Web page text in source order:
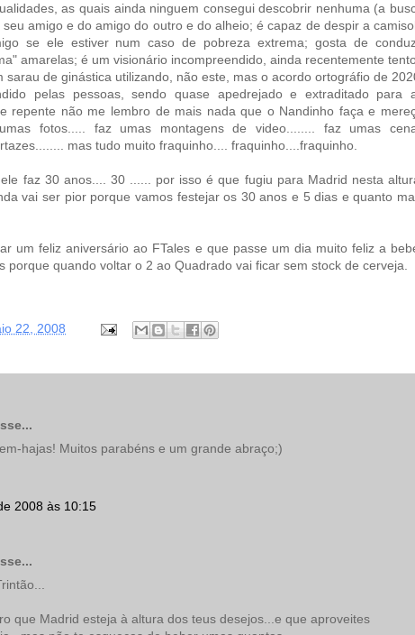
as quais ainda ninguem consegui descobrir nenhuma (a
amigo e do amigo do outro e do alheio; é capaz de despir a
se ele estiver num caso de pobreza extrema; gosta de
amarelas; é um visionário incompreendido, ainda recentemente
sarau de ginástica utilizando, não este, mas o acordo ortográfio de
pelas pessoas, sendo quase apedrejado e extraditado para
repente não me lembro de mais nada que o Nandinho faça e
fotos..... faz umas montagens de video........ faz umas
mas tudo muito fraquinho.... fraquinho....fraquinho.
faz 30 anos.... 30 ...... por isso é que fugiu para Madrid nesta
vai ser pior porque vamos festejar os 30 anos e 5 dias e quanto
um feliz aniversário ao FTales e que passe um dia muito feliz a
porque quando voltar o 2 ao Quadrado vai ficar sem stock de cerveja.
22, 2008
hajas! Muitos parabéns e um grande abraço;)
2008 às 10:15
que Madrid esteja à altura dos teus desejos...e que aproveites